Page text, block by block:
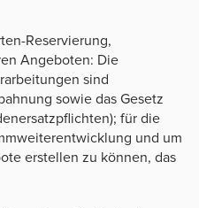
Reservierung,
Angeboten: Die
sind
sowie das Gesetz
für die
und um
erstellen zu können, das